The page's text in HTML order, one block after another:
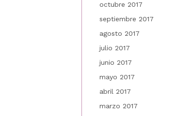
octubre 2017
septiembre 2017
agosto 2017
julio 2017
junio 2017
mayo 2017
abril 2017
marzo 2017